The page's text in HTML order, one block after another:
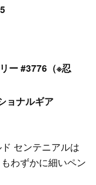
ー #3776（※忍
ョナルギア
センテニアルは
わずかに細いペン